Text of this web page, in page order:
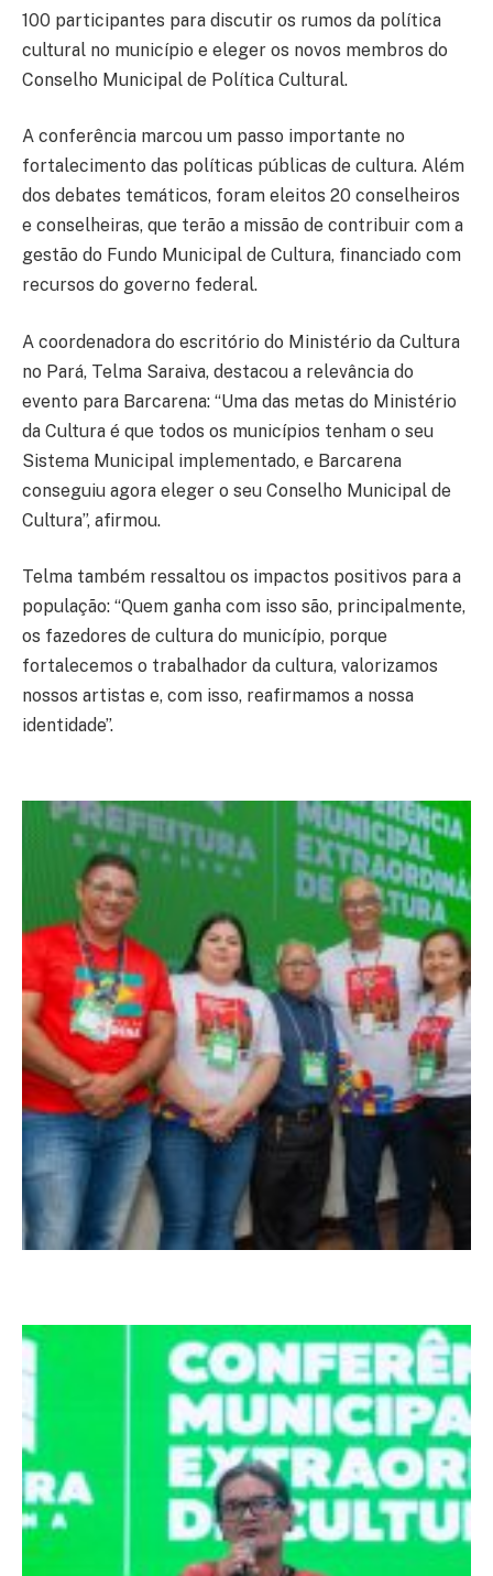
100 participantes para discutir os rumos da política
cultural no município e eleger os novos membros do
Conselho Municipal de Política Cultural.
A conferência marcou um passo importante no
fortalecimento das políticas públicas de cultura. Além
dos debates temáticos, foram eleitos 20 conselheiros
e conselheiras, que terão a missão de contribuir com a
gestão do Fundo Municipal de Cultura, financiado com
recursos do governo federal.
A coordenadora do escritório do Ministério da Cultura
no Pará, Telma Saraiva, destacou a relevância do
evento para Barcarena: “Uma das metas do Ministério
da Cultura é que todos os municípios tenham o seu
Sistema Municipal implementado, e Barcarena
conseguiu agora eleger o seu Conselho Municipal de
Cultura”, afirmou.
Telma também ressaltou os impactos positivos para a
população: “Quem ganha com isso são, principalmente,
os fazedores de cultura do município, porque
fortalecemos o trabalhador da cultura, valorizamos
nossos artistas e, com isso, reafirmamos a nossa
identidade”.